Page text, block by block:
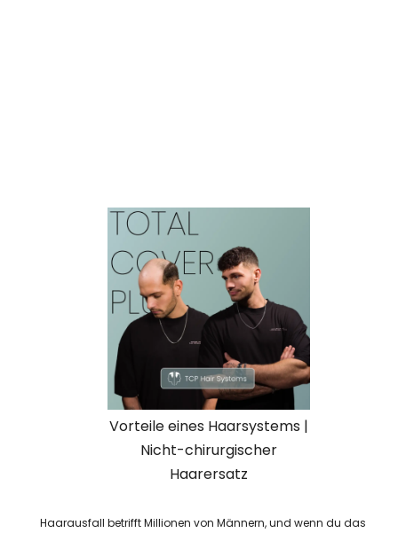
Vorteile eines Haarsystems |
Nicht-chirurgischer
Haarersatz
Haarausfall betrifft Millionen von Männern, und wenn du das